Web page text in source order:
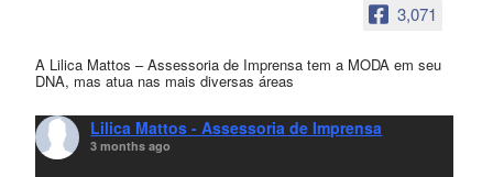
3,071
A Lilica Mattos – Assessoria de Imprensa tem a MODA em seu
DNA, mas atua nas mais diversas áreas
Lilica Mattos - Assessoria de Imprensa
3 months ago